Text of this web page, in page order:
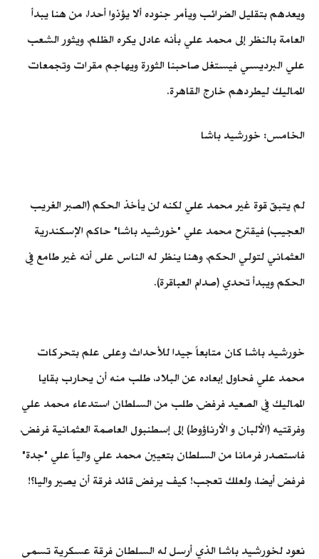
ويعدهم بتقليل الضرائب ويأمر جنوده ألا يؤذوا أحدا، من هنا يبدأ
العامة بالنظر إلى محمد علي بأنه عادل يكره الظلم، ويثور الشعب
علي البرديسي فيستغل صاحبنا الثورة ويهاجم مقرات وتجمعات
المماليك ليطردهم خارج القاهرة.
الخامس: خورشيد باشا
لم يتبق قوة غير محمد علي لكنه لن يأخذ الحكم (الصبر الغريب
العجيب) فيقترح محمد علي "خورشيد باشا" حاكم الإسكندرية
العثماني لتولي الحكم، وهنا ينظر له الناس على أنه غير طامع في
الحكم ويبدأ تحدي (صدام العباقرة).
خورشيد باشا كان متابعاً جيدا للأحداث وعلى علم بتحركات
محمد علي فحاول إبعاده عن البلاد، طلب منه أن يحارب بقايا
المماليك في الصعيد فرفض، طلب من السلطان استدعاء محمد علي
وفرقتيه (الألبان و الأرناؤوط) إلى إسطنبول العاصمة العثمانية فرفض،
فاستصدر فرمانا من السلطان بتعيين محمد علي والياً علي "جدة"
فرفض أيضا، ولعلك تعجب! كيف يرفض قائد فرقة أن يصير واليا؟!
نعود لخورشيد باشا الذي أرسل له السلطان فرقة عسكرية تسمى